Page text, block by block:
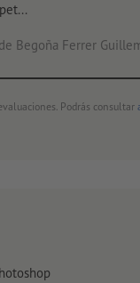
de Begoña Ferrer
Podrás consultar